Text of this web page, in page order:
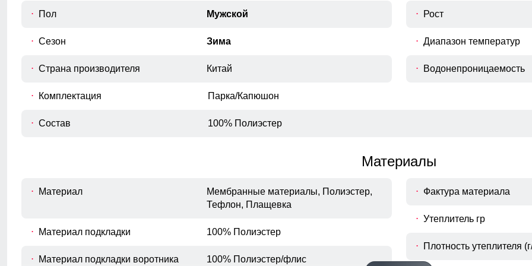
вещей. Высокий воротник и регулируемые манжеты
прорези на молнии дополнительно усиливают
прорези на молнии дополнительно усиливают
Расстояние от плечевого шва до
вниз до окончания рукава.
Полуобхват бедер
Пол Мужской
Сезон Зима
Страна производителя Китай
Рост
Диапазон температур
Водонепроницаемость
Комплектация Парка/Капюшон
Состав 100% Полиэстер
Материалы
Материал
Мембранные материалы, Полиэстер,
Тефлон, Плащевка
Материал подкладки 100% Полиэстер
Материал подкладки воротника 100% Полиэстер/флис
Фактура материала
Утеплитель гр
Плотность утеплителя